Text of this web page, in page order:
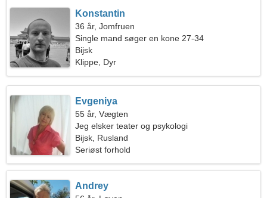
Konstantin
36 år, Jomfruen
Single mand søger en kone 27-34
Bijsk
Klippe, Dyr
Evgeniya
55 år, Vægten
Jeg elsker teater og psykologi
Bijsk, Rusland
Seriøst forhold
Andrey